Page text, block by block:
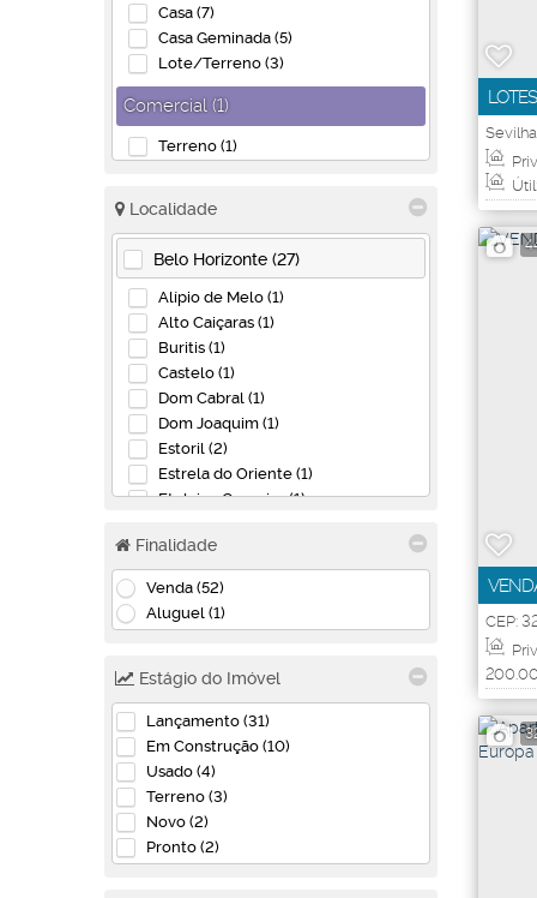
Casa (7)
Casa Geminada (5)
Lote/Terreno (3)
Comercial (1)
Terreno (1)
Localidade
Belo Horizonte (27)
Alípio de Melo (1)
Alto Caiçaras (1)
Buritis (1)
Castelo (1)
Dom Cabral (1)
Dom Joaquim (1)
Estoril (2)
Estrela do Oriente (1)
Etelvina Carneiro (1)
Gameleira (1)
Guarani (1)
Ipiranga (1)
Letícia (2)
Piratininga (Venda Nova) (2)
Planalto (1)
Santa Branca (3)
Santa Terezinha (1)
São Gabriel (1)
São Luiz (1)
Serrano (1)
Betim (9)
Finalidade
Venda (52)
Aluguel (1)
Estágio do Imóvel
Lançamento (31)
Em Construção (10)
Usado (4)
Terreno (3)
Novo (2)
Pronto (2)
Útil:
CEP:
200.00